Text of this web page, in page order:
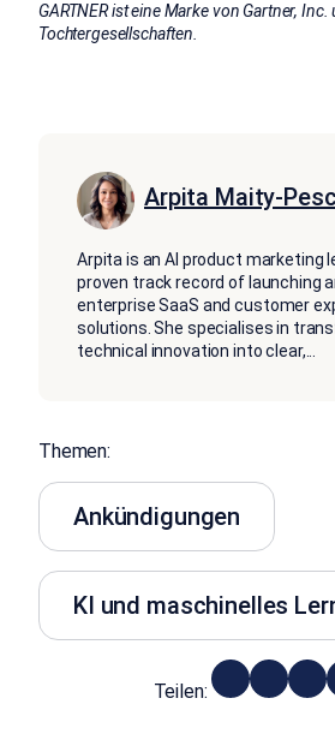
GARTNER ist eine Marke von Gartner, Inc.
Tochtergesellschaften.
Arpita Maity-
Arpita is an AI product marketing
proven track record of launching
enterprise SaaS and customer
solutions. She specialises in
technical innovation into clear,
Themen:
Ankündigungen
KI und maschinelles
Teilen: